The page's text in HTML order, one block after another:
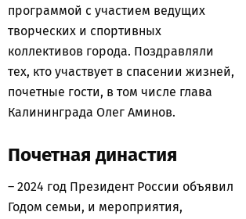
программой с участием ведущих
творческих и спортивных
коллективов города. Поздравляли
тех, кто участвует в спасении жизней,
почетные гости, в том числе глава
Калининграда Олег Аминов.
Почетная династия
– 2024 год Президент России объявил
Годом семьи, и мероприятия,